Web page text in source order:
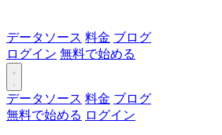
データソース 料金 ブログ
ログイン 無料で始める
データソース 料金 ブログ
無料で始める ログイン